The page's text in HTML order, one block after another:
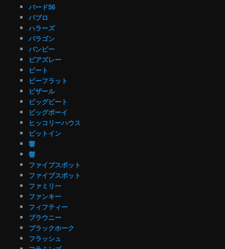
バード56
パブロ
ハラーズ
パラゴン
バンビー
ビアズレー
ビート
ビーフラット
ビザール
ビッグビート
ビッグボーイ
ヒッコリーハウス
ピットイン
響
響
ファイブスポット
ファイブスポット
ファミリー
ファンキー
フィフティー
ブラウニー
ブラックホーク
フラッシュ